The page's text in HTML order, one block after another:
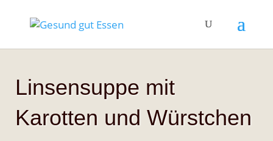
Linsensuppe mit
Karotten und Würstchen